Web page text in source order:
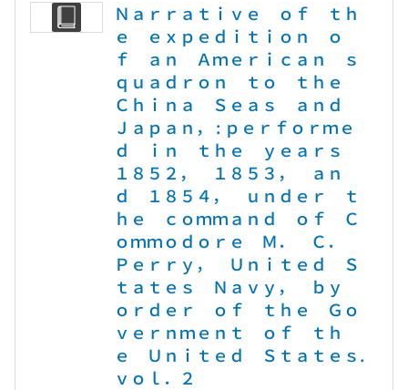
Ｎａｒｒａｔｉｖｅ ｏｆ ｔｈ
ｅ ｅｘｐｅｄｉｔｉｏｎ ｏ
ｆ ａｎ Ａｍｅｒｉｃａｎ ｓ
ｑｕａｄｒｏｎ ｔｏ ｔｈｅ
Ｃｈｉｎａ Ｓｅａｓ ａｎｄ
Ｊａｐａｎ， : ｐｅｒｆｏｒｍｅ
ｄ ｉｎ ｔｈｅ ｙｅａｒｓ
１８５２， １８５３， ａｎ
ｄ １８５４， ｕｎｄｅｒ ｔ
ｈｅ ｃｏｍｍａｎｄ ｏｆ Ｃ
ｏｍｍｏｄｏｒｅ Ｍ． Ｃ．
Ｐｅｒｒｙ， Ｕｎｉｔｅｄ Ｓ
ｔａｔｅｓ Ｎａｖｙ， ｂｙ
ｏｒｄｅｒ ｏｆ ｔｈｅ Ｇｏ
ｖｅｒｎｍｅｎｔ ｏｆ ｔｈ
ｅ Ｕｎｉｔｅｄ Ｓｔａｔｅｓ.
ｖｏｌ．２